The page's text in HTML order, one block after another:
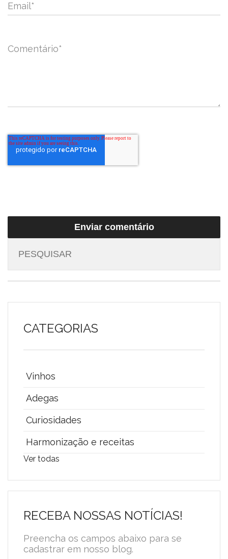
Email*
Comentário*
CATEGORIAS
Vinhos
Adegas
Curiosidades
Harmonização e receitas
Ver todas
RECEBA NOSSAS NOTÍCIAS!
Preencha os campos abaixo para se
cadastrar em nosso blog.